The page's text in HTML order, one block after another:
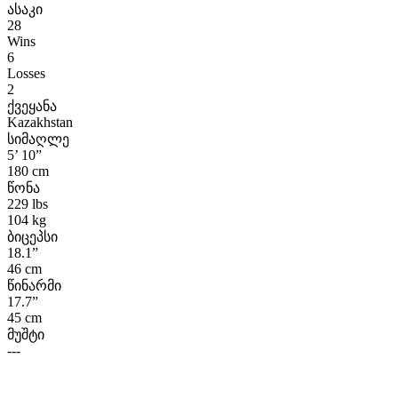
ასაკი
28
Wins
6
Losses
2
ქვეყანა
Kazakhstan
სიმაღლე
5’ 10”
180 cm
წონა
229 lbs
104 kg
ბიცეპსი
18.1”
46 cm
წინარმი
17.7”
45 cm
მუშტი
---